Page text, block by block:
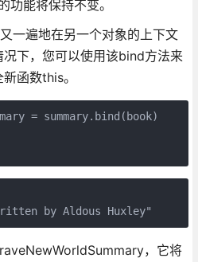
功能将保持不变。
一遍地在另一个对象的上下文
下，您可以使用该bind方法来
函数this。
= summary.bind(book)
by Aldous Huxley"
，它将